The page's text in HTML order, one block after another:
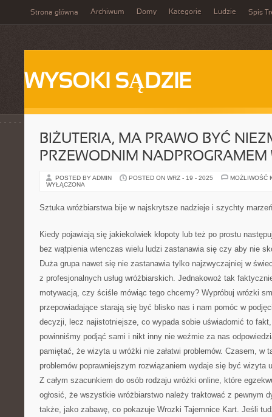
Strona główna Archiwum Domy Kategorie Ludzie Spis
WYSOKI SĄDZIE
BIŻUTERIA, MA PRAWO BYĆ
PRZEWODNIM NADPROGRAMEM
POSTED BY ADMIN POSTED ON WRZ - 19 - 2025
MOŻLIWOŚĆ
WYŁĄCZONA
Sztuka wróżbiarstwa bije w najskrytsze nadzieje i szychty
Kiedy pojawiają się jakiekolwiek kłopoty lub też po prostu
bez wątpienia wtenczas wielu ludzi zastanawia się czy aby nie
Duża grupa nawet się nie zastanawia tylko najzwyczajniej w
z profesjonalnych usług wróżbiarskich. Jednakowoż tak
motywacją, czy ściśle mówiąc tego chcemy? Wypróbuj wrózki
przepowiadające starają się być blisko nas i nam pomóc w
decyzji, lecz najistotniejsze, co wypada sobie uświadomić to
powinniśmy podjąć sami i nikt inny nie weźmie za nas
pamiętać, że wizyta u wróżki nie załatwi problemów. Czasem, w
problemów poprawniejszym rozwiązaniem wydaje się być wizyta
Z całym szacunkiem do osób rodzaju wróżki online, które
ogłosić, że wszystkie wróżbiarstwo należy traktować z pewnym
także, jako zabawę, co pokazuje Wrozki Tajemnice Kart. Jeśli